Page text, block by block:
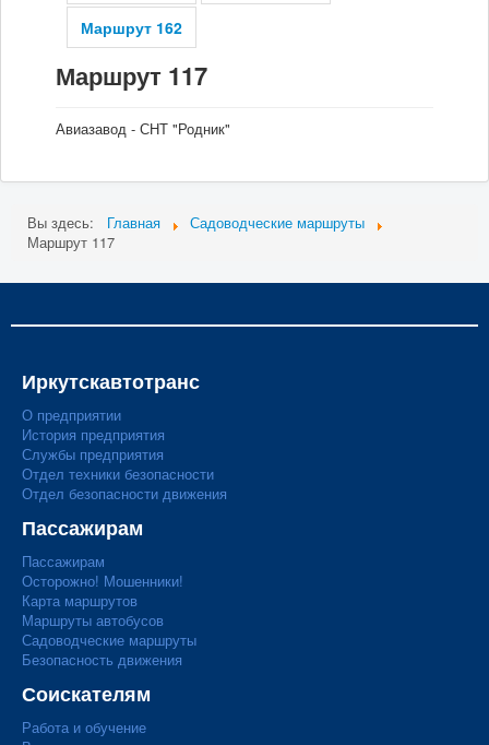
Маршрут 162
Маршрут 117
Авиазавод - СНТ "Родник"
Вы здесь: Главная
Садоводческие маршруты
Маршрут 117
Иркутскавтотранс
О предприятии
История предприятия
Службы предприятия
Отдел техники безопасности
Отдел безопасности движения
Пассажирам
Пассажирам
Осторожно! Мошенники!
Карта маршрутов
Маршруты автобусов
Садоводческие маршруты
Безопасность движения
Соискателям
Работа и обучение